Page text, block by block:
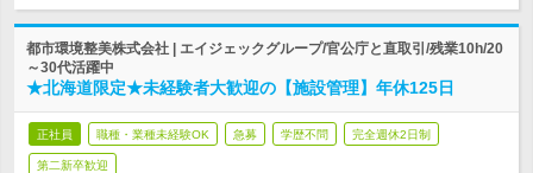
都市環境整美株式会社 | エイジェックグループ/官公庁と直取引/残業10h/20
～30代活躍中
★北海道限定★未経験者大歓迎の【施設管理】年休125日
正社員 職種・業種未経験OK 急募 学歴不問 完全週休2日制
第二新卒歓迎